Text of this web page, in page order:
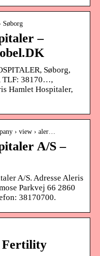
Søborg
–
Søborg,
TLF: 38170…,
Hamlet Hospitaler,
› view › aler…
A/S –
A/S. Adresse Aleris
Parkvej 66 2860
38170700.
Fertility